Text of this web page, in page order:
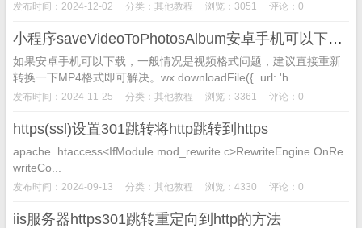
发布时间：2024-12-02 分类： 其他教程 浏览：3051 评论：0
小程序saveVideoToPhotosAlbum安卓手机可以下载MP4苹果手机不能下载解决方法
如果安卓手机可以下载，一般情况是视频格式问题，建议直接重新
转换一下MP4格式即可解决。wx.downloadFile({ url: 'h...
发布时间：2024-11-25 分类： 其他教程 浏览：3361 评论：0
https(ssl)设置301跳转将http跳转到https
apache .htaccess<IfModule mod_rewrite.c>RewriteEngine OnRe
writeCo...
发布时间：2024-09-13 分类： 其他教程 浏览：4330 评论：0
iis服务器https301跳转重定向到http的方法